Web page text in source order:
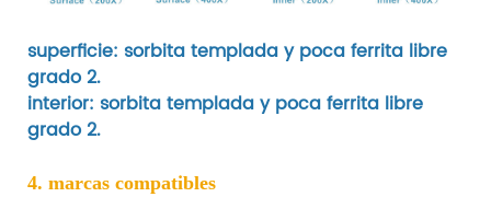
superficie: sorbita templada y poca ferrita libre
grado 2.
interior: sorbita templada y poca ferrita libre
grado 2.
4. marcas compatibles